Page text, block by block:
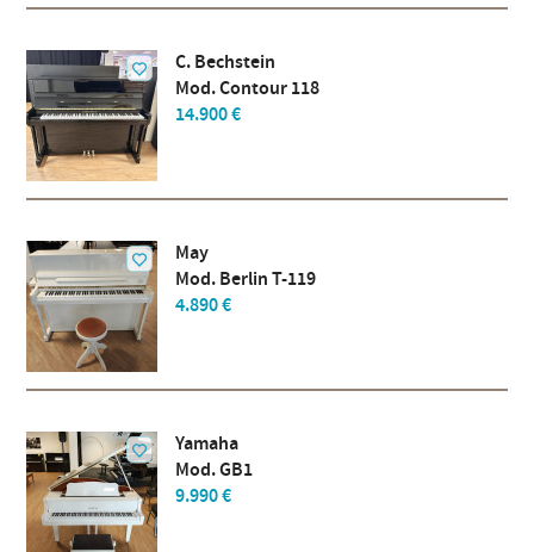
C. Bechstein
Mod. Contour 118
14.900 €
May
Mod. Berlin T-119
4.890 €
Yamaha
Mod. GB1
9.990 €